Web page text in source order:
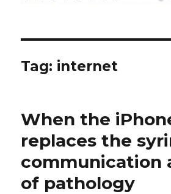
Tag: internet
When the
replaces the
communication
of pathology